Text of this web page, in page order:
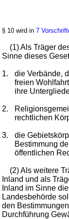
§ 10 wird in7
(1) Als Träger
Sinne dieses
1.
die Verbände,
freien
ihre
2.
rechtlichen
3.
die
Bestimmung
öffentlichen
(2) Als weitere
Inland und als
Inland im Sinne
Landesbehörde
den
Durchführung